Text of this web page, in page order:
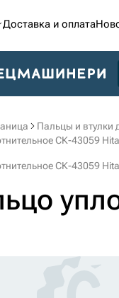
Доставка и оплата
Пальцы и втулки
СК-43059
СК-43059